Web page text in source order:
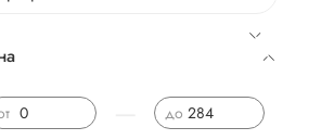
до